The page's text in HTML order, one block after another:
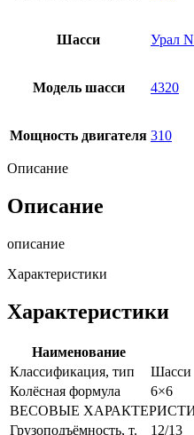
Шасси Урал
Модель шасси 4320
Мощность двигателя 310
Описание
Описание
описание
Характеристики
Характеристики
Наименование
Классификация, тип
Шасси
Колёсная формула
6×6
ВЕСОВЫЕ
Грузоподъёмность, т.
12/13